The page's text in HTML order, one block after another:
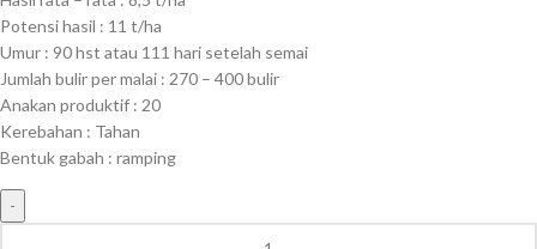
Potensi hasil : 11 t/ha
Umur : 90 hst atau 111 hari setelah semai
Jumlah bulir per malai : 270 – 400 bulir
Anakan produktif : 20
Kerebahan : Tahan
Bentuk gabah : ramping